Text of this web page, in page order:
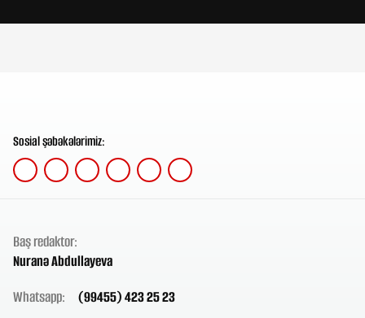
Sosial şəbəkələrimiz:
Baş redaktor:
Nuranə Abdullayeva
Whatsapp:
(99455) 423 25 23